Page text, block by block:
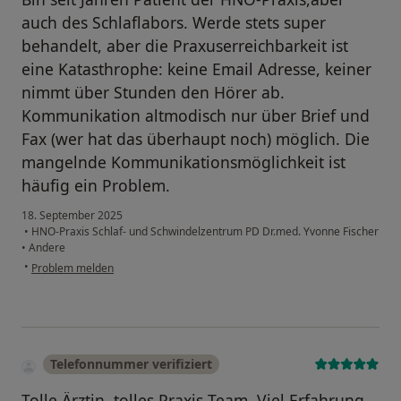
auch des Schlaflabors. Werde stets super
behandelt, aber die Praxuserreichbarkeit ist
eine Katasthrophe: keine Email Adresse, keiner
nimmt über Stunden den Hörer ab.
Kommunikation altmodisch nur über Brief und
Fax (wer hat das überhaupt noch) möglich. Die
mangelnde Kommunikationsmöglichkeit ist
häufig ein Problem.
18. September 2025
• HNO-Praxis Schlaf- und Schwindelzentrum PD Dr.med. Yvonne Fischer
• Andere
• Problem melden
Telefonnummer verifiziert